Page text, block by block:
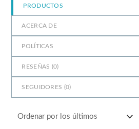
PRODUCTOS
ACERCA DE
POLÍTICAS
RESEÑAS (0)
SEGUIDORES (0)